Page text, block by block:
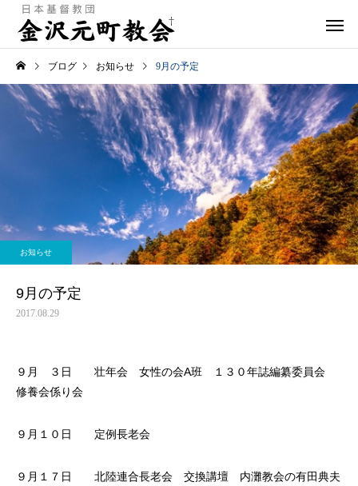
ブログ お知らせ 9月の予定
お知らせ
9月の予定
2017.08.29
９月 ３日 壮年会 女性の会A班 １３０年誌編纂委員会
修養会係り会
９月１０日 定例長老会
９月１７日 北陸連合長老会 交換講壇 内灘教会の有田典夫